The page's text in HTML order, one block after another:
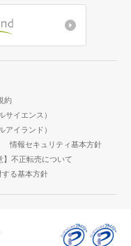
約
サイエンス）
アイランド）
情報セキュリティ基本方針
】不正転売について
る基本方針